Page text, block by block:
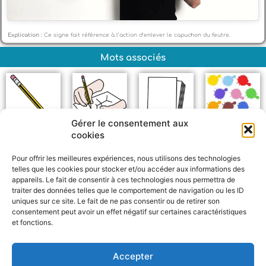
Gérer le consentement aux
cookies
Pour offrir les meilleures expériences, nous utilisons des technologies
telles que les cookies pour stocker et/ou accéder aux informations des
appareils. Le fait de consentir à ces technologies nous permettra de
traiter des données telles que le comportement de navigation ou les ID
uniques sur ce site. Le fait de ne pas consentir ou de retirer son
consentement peut avoir un effet négatif sur certaines caractéristiques
et fonctions.
Accepter
Explication : Ce signe fait référence à l’action d’enlever le capuchon du feutre.
Mots associés
Dessiner Couleur
a
h
e
s
a